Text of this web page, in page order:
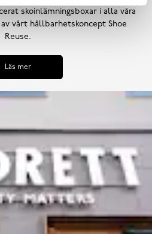
skoinlämningsboxar i alla våra
vårt hållbarhetskoncept Shoe
Reuse.
Läs mer